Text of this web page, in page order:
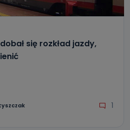
się rozkład jazdy,
1